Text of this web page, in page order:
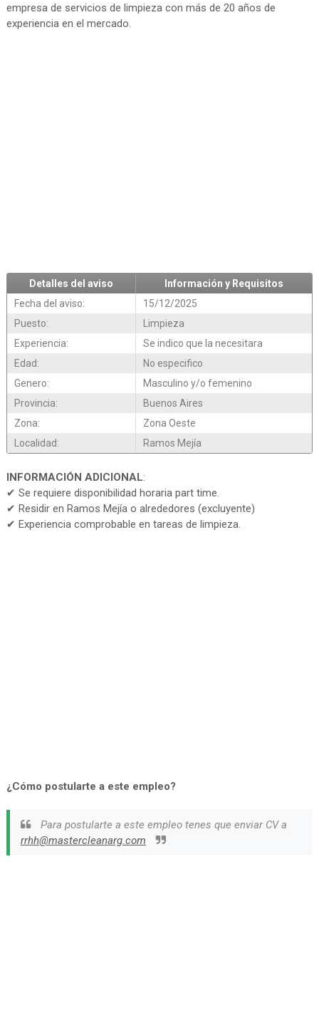
empresa de servicios de limpieza con más de 20 años de
experiencia en el mercado.
Detalles del aviso
Información y Requisitos
Fecha del aviso:
15/12/2025
Puesto:
Limpieza
Experiencia:
Se indico que la necesitara
Edad:
No especifico
Genero:
Masculino y/o femenino
Provincia:
Buenos Aires
Zona:
Zona Oeste
Localidad:
Ramos Mejía
INFORMACIÓN ADICIONAL:
✔ Se requiere disponibilidad horaria part time.
✔ Residir en Ramos Mejía o alrededores (excluyente)
✔ Experiencia comprobable en tareas de limpieza.
¿Cómo postularte a este empleo?
Para postularte a este empleo tenes que enviar CV a
rrhh@mastercleanarg.com